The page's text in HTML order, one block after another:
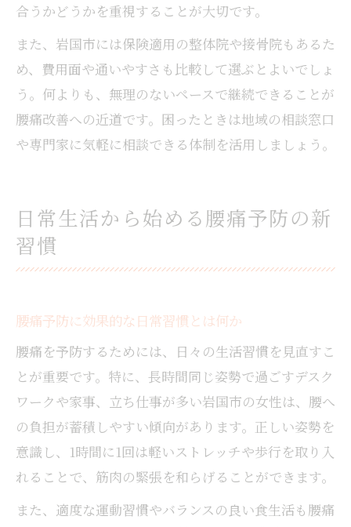
合うかどうかを重視することが大切です。
また、岩国市には保険適用の整体院や接骨院もあるた
め、費用面や通いやすさも比較して選ぶとよいでしょ
う。何よりも、無理のないペースで継続できることが
腰痛改善への近道です。困ったときは地域の相談窓口
や専門家に気軽に相談できる体制を活用しましょう。
日常生活から始める腰痛予防の新
習慣
腰痛予防に効果的な日常習慣とは何か
腰痛を予防するためには、日々の生活習慣を見直すこ
とが重要です。特に、長時間同じ姿勢で過ごすデスク
ワークや家事、立ち仕事が多い岩国市の女性は、腰へ
の負担が蓄積しやすい傾向があります。正しい姿勢を
意識し、1時間に1回は軽いストレッチや歩行を取り入
れることで、筋肉の緊張を和らげることができます。
また、適度な運動習慣やバランスの良い食生活も腰痛